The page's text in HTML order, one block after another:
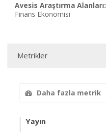
Avesis Araştırma Alanları:
Finans Ekonomisi
Metrikler
Daha fazla metrik
Yayın